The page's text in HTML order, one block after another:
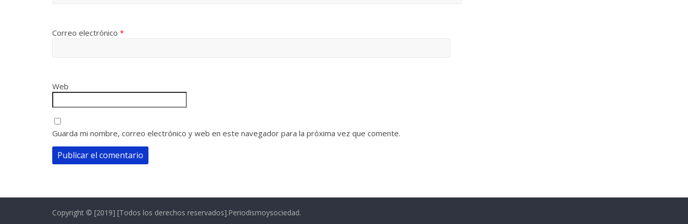
Correo electrónico *
Web
Guarda mi nombre, correo electrónico y web en este navegador para la próxima vez que comente.
Copyright © [2019] [Todos los derechos reservados].Periodismoysociedad.